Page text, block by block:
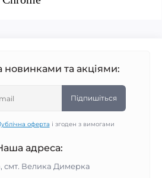
новинками та акціями:
Підпишіться
оферта і згоден з вимогами
адреса:
смт. Велика Димерка